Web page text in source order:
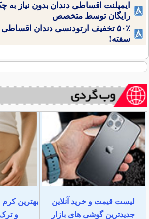
ایمپلنت اقساطی دندان بدون نیاز
رایگان توسط متخصص
۵۰٪ تخفیف ارتودنسی دندان
سفته!
لیست قیمت و خرید آنلاین
جدیدترین گوشی های بازار
بهترین کرم
و